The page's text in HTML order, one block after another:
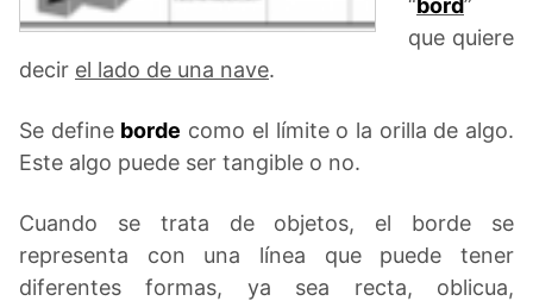
que quiere
decir el lado de una nave.
Se define borde como el límite o la orilla de algo.
Este algo puede ser tangible o no.
Cuando se trata de objetos, el borde se
representa con una línea que puede tener
diferentes formas, ya sea recta, oblicua,